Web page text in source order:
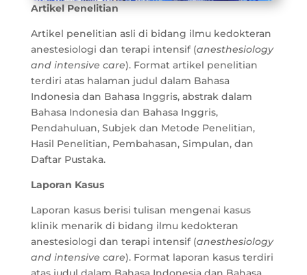
Artikel Penelitian
Artikel penelitian asli di bidang ilmu kedokteran
anestesiologi dan terapi intensif (anesthesiology
and intensive care). Format artikel penelitian
terdiri atas halaman judul dalam Bahasa
Indonesia dan Bahasa Inggris, abstrak dalam
Bahasa Indonesia dan Bahasa Inggris,
Pendahuluan, Subjek dan Metode Penelitian,
Hasil Penelitian, Pembahasan, Simpulan, dan
Daftar Pustaka.
Laporan Kasus
Laporan kasus berisi tulisan mengenai kasus
klinik menarik di bidang ilmu kedokteran
anestesiologi dan terapi intensif (anesthesiology
and intensive care). Format laporan kasus terdiri